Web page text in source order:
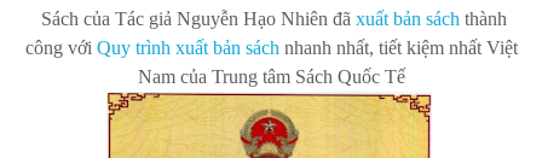
Sách của Tác giả Nguyễn Hạo Nhiên đã xuất bản sách thành
công với Quy trình xuất bản sách nhanh nhất, tiết kiệm nhất Việt
Nam của Trung tâm Sách Quốc Tế